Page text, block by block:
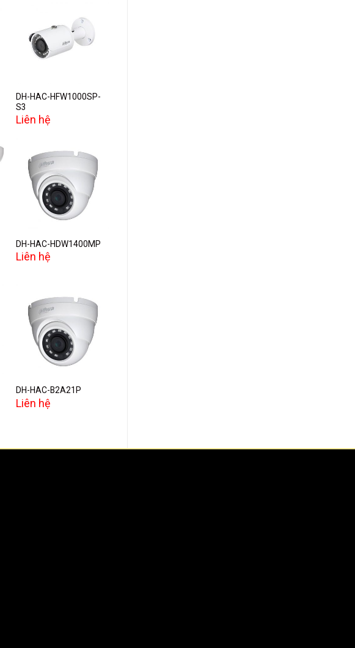
Add to
DH-HAC-HFW1000SP-
S3
Liên hệ
Add to
wishlist
DH-HAC-HDW1400MP
Liên hệ
Add to
wishlist
DH-HAC-B2A21P
Liên hệ